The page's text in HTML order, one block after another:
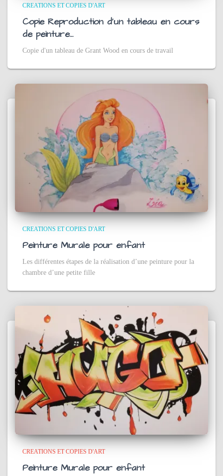
CREATIONS ET COPIES D'ART
Copie Reproduction d’un tableau en cours
de peinture…
Copie d'un tableau de Grant Wood en cours de travail
CREATIONS ET COPIES D'ART
Peinture Murale pour enfant
Les différentes étapes de la réalisation d’une peinture pour la
chambre d’une petite fille
CREATIONS ET COPIES D'ART
Peinture Murale pour enfant